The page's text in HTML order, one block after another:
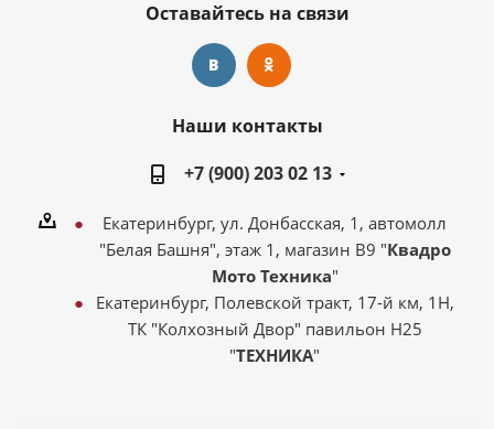
Оставайтесь на связи
Наши контакты
+7 (900) 203 02 13
Екатеринбург, ул. Донбасская, 1, автомолл
"Белая Башня", этаж 1, магазин В9 "Квадро
Мото Техника"
Екатеринбург, Полевской тракт, 17-й км, 1Н,
ТК "Колхозный Двор" павильон Н25
"ТЕХНИКА"